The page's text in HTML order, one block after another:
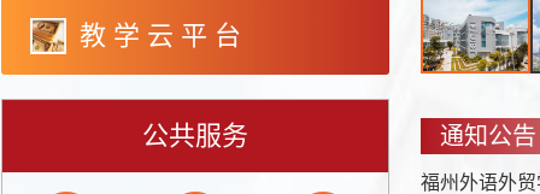
教 学 云 平 台
公共服务 通知公告